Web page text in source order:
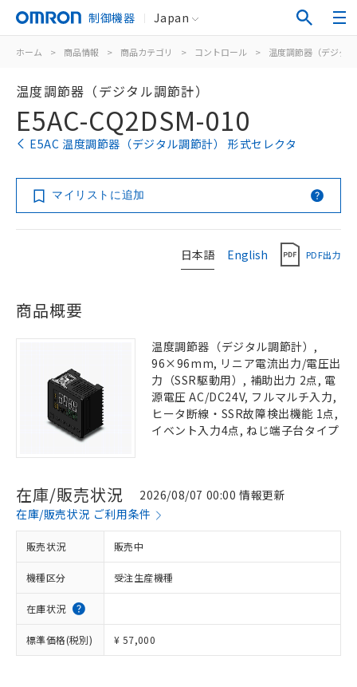
制御機器 Japan
ホーム > 商品情報 > 商品カテゴリ > コントロール > 温度調節器（デジタ
温度調節器（デジタル調節計）
E5AC-CQ2DSM-010
E5AC 温度調節器（デジタル調節計） 形式セレクタ
マイリストに追加
日本語 English PDF出力
商品概要
温度調節器（デジタル調節計）,
96×96mm, リニア電流出力/電圧出
力（SSR駆動用）, 補助出力 2点, 電
源電圧 AC/DC24V, フルマルチ入力,
ヒータ断線・SSR故障検出機能 1点,
イベント入力4点, ねじ端子台タイプ
在庫/販売状況
2026/08/07 00:00 情報更新
在庫/販売状況 ご利用条件
販売状況 販売中
機種区分 受注生産機種
在庫状況
標準価格(税別) ¥ 57,000